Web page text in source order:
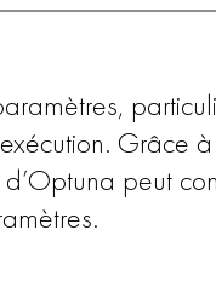
Grâce
peut